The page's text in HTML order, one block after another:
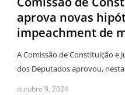
aprova novas
impeachment de
A Comissão de Constituição e
dos Deputados aprovou,
outubro 9, 2024